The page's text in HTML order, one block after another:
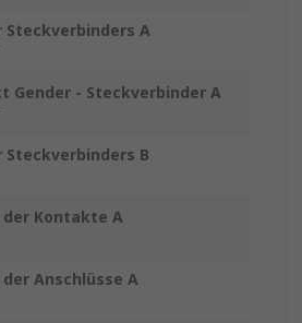
Steckverbinders A
Gender - Steckverbinder A
Steckverbinders B
der Kontakte A
Anschlüsse A